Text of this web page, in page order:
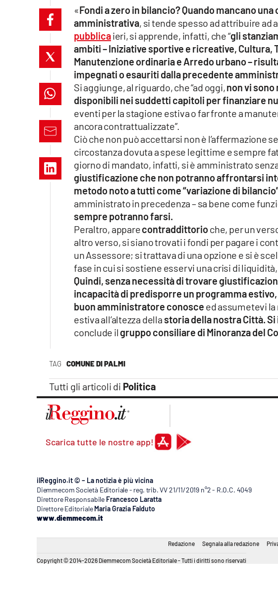
ilvibonese.it
catanzarochannel.it
lacapitalenews.it
Vai
TAG COMUNE DI PALMI
Tutti gli articoli di Politica
«Fondi a zero in bilancio? Quando mancano
amministrativa, si tende spesso ad attribuire ad
pubblicaieri, si apprende, infatti, che “gli
ambiti – Iniziative sportive e ricreative, Cultura,
Manutenzione ordinaria e Arredo urbano –
impegnati o esauriti dalla precedente
Si aggiunge, al riguardo, che “ad oggi,non vi
disponibili nei suddetti capitoli per finanziare
eventi per la stagione estiva o far fronte a
ancora contrattualizzate”.
Ciò che non può accettarsi non è l’affermazione
circostanza dovuta a spese legittime e sempre
giorno di mandato, infatti, si è amministrato
giustificazione che non potranno affrontarsi
metodo noto a tutti come “variazione di
amministrato in precedenza – sa bene come
sempre potranno farsi.
Peraltro, apparecontraddittorioche, per un
altro verso, si siano trovati i fondi per pagare i
un Assessore; si trattava di una opzione e si è
fase in cui si sostiene esservi una crisi di
Quindi, senza necessità di trovare
incapacità di predisporre un programma
buon amministratore conosce ed assumetevi
estiva all’altezza della storia della nostra Città.
conclude il gruppo consiliare di Minoranza del
Scarica tutte le nostre app!
ilReggino.it © – La notizia è più vicina
Diemmecom Società Editoriale - reg. trib. VV 21/11/2019 n°2 - R.O.C. 4049
Direttore Responsabile Francesco Laratta
Direttore Editoriale Maria Grazia Falduto
www.diemmecom.it
Redazione Segnala alla redazione
Copyright © 2014-2026 Diemmecom Società Editoriale - Tutti i diritti sono riservati